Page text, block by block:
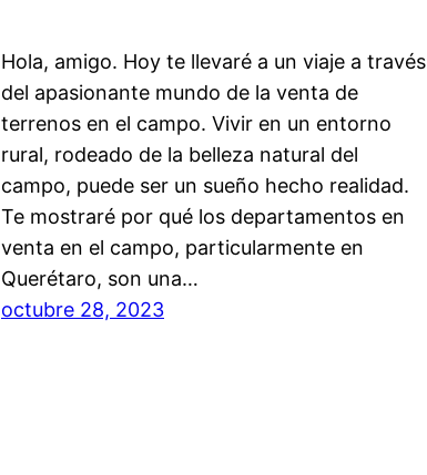
Hola, amigo. Hoy te llevaré a un viaje a través
del apasionante mundo de la venta de
terrenos en el campo. Vivir en un entorno
rural, rodeado de la belleza natural del
campo, puede ser un sueño hecho realidad.
Te mostraré por qué los departamentos en
venta en el campo, particularmente en
Querétaro, son una…
octubre 28, 2023